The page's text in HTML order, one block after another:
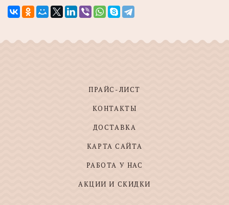
ПРАЙС-ЛИСТ
КОНТАКТЫ
ДОСТАВКА
КАРТА САЙТА
РАБОТА У НАС
АКЦИИ И СКИДКИ